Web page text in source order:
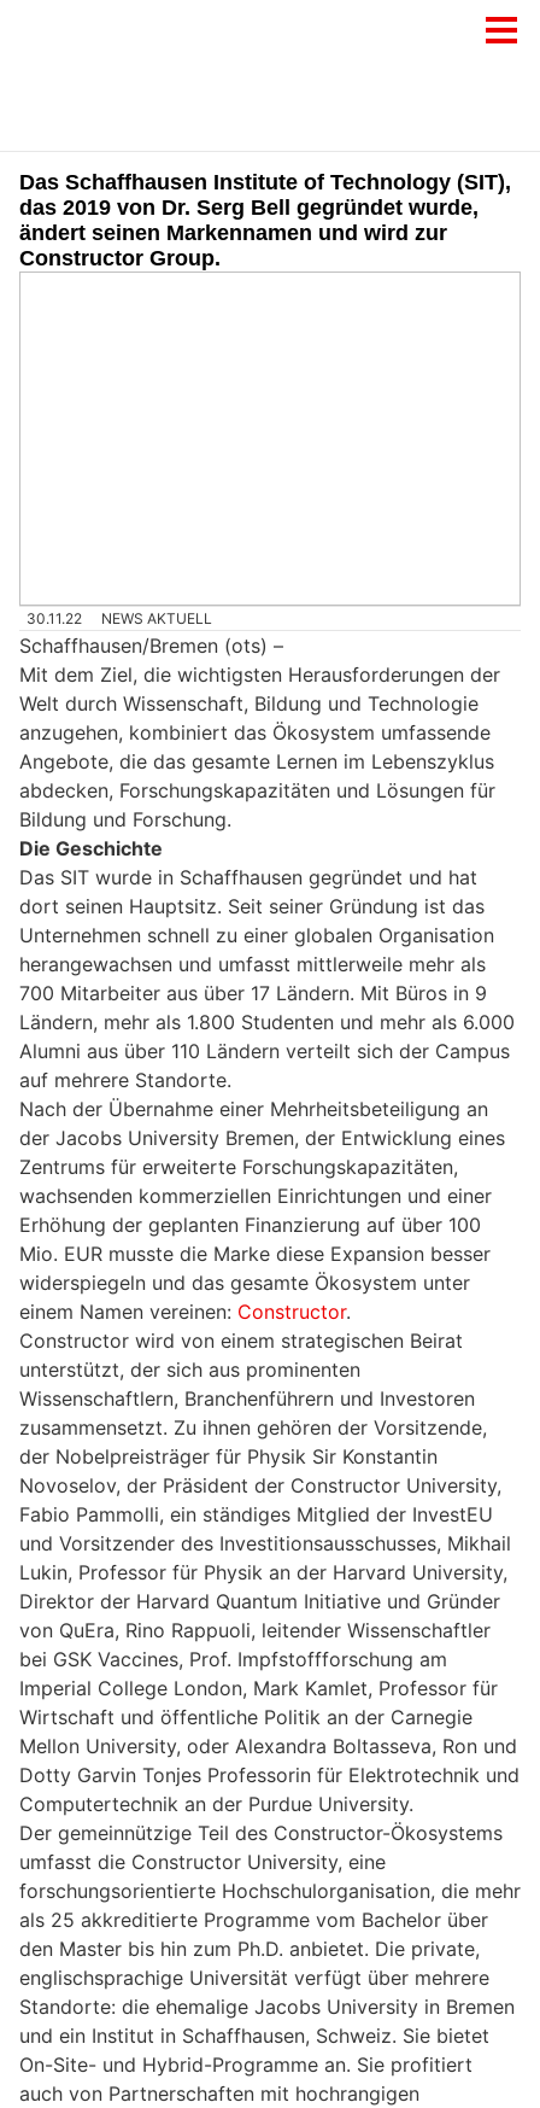
Das Schaffhausen Institute of Technology (SIT),
das 2019 von Dr. Serg Bell gegründet wurde,
ändert seinen Markennamen und wird zur
Constructor Group.
30.11.22 NEWS AKTUELL
Schaffhausen/Bremen (ots) –
Mit dem Ziel, die wichtigsten Herausforderungen der
Welt durch Wissenschaft, Bildung und Technologie
anzugehen, kombiniert das Ökosystem umfassende
Angebote, die das gesamte Lernen im Lebenszyklus
abdecken, Forschungskapazitäten und Lösungen für
Bildung und Forschung.
Die Geschichte
Das SIT wurde in Schaffhausen gegründet und hat
dort seinen Hauptsitz. Seit seiner Gründung ist das
Unternehmen schnell zu einer globalen Organisation
herangewachsen und umfasst mittlerweile mehr als
700 Mitarbeiter aus über 17 Ländern. Mit Büros in 9
Ländern, mehr als 1.800 Studenten und mehr als 6.000
Alumni aus über 110 Ländern verteilt sich der Campus
auf mehrere Standorte.
Nach der Übernahme einer Mehrheitsbeteiligung an
der Jacobs University Bremen, der Entwicklung eines
Zentrums für erweiterte Forschungskapazitäten,
wachsenden kommerziellen Einrichtungen und einer
Erhöhung der geplanten Finanzierung auf über 100
Mio. EUR musste die Marke diese Expansion besser
widerspiegeln und das gesamte Ökosystem unter
einem Namen vereinen: Constructor.
Constructor wird von einem strategischen Beirat
unterstützt, der sich aus prominenten
Wissenschaftlern, Branchenführern und Investoren
zusammensetzt. Zu ihnen gehören der Vorsitzende,
der Nobelpreisträger für Physik Sir Konstantin
Novoselov, der Präsident der Constructor University,
Fabio Pammolli, ein ständiges Mitglied der InvestEU
und Vorsitzender des Investitionsausschusses, Mikhail
Lukin, Professor für Physik an der Harvard University,
Direktor der Harvard Quantum Initiative und Gründer
von QuEra, Rino Rappuoli, leitender Wissenschaftler
bei GSK Vaccines, Prof. Impfstoffforschung am
Imperial College London, Mark Kamlet, Professor für
Wirtschaft und öffentliche Politik an der Carnegie
Mellon University, oder Alexandra Boltasseva, Ron und
Dotty Garvin Tonjes Professorin für Elektrotechnik und
Computertechnik an der Purdue University.
Der gemeinnützige Teil des Constructor-Ökosystems
umfasst die Constructor University, eine
forschungsorientierte Hochschulorganisation, die mehr
als 25 akkreditierte Programme vom Bachelor über
den Master bis hin zum Ph.D. anbietet. Die private,
englischsprachige Universität verfügt über mehrere
Standorte: die ehemalige Jacobs University in Bremen
und ein Institut in Schaffhausen, Schweiz. Sie bietet
On-Site- und Hybrid-Programme an. Sie profitiert
auch von Partnerschaften mit hochrangigen